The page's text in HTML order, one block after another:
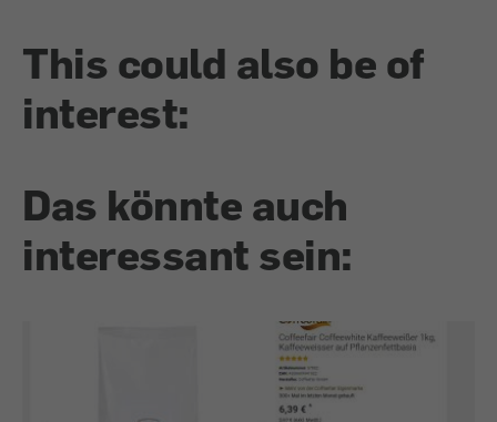
This could also be of
interest:
Das könnte auch
interessant sein: